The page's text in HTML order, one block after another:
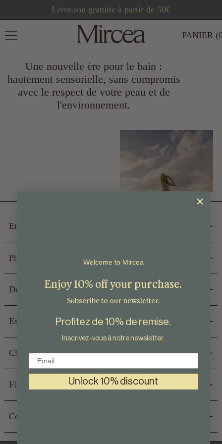
Livraison gratuite à partir de 50€
MENU PANIER (
Une nouvelle ère pour le bain :
hautement sensorielle, sans compromis
avec le respect de votre peau et de
l'environnement.
Ethos
Philosophie
Design durable
Essences naturelles
Clean formulae
Flacon en verre
Coastal living
Welcome to Mircea
Enjoy 10% off your purchase.
Subscribe to our newsletter.
Profitez de 10% de remise.
Inscrivez-vous à notre newsletter.
Email
Unlock 10% discount